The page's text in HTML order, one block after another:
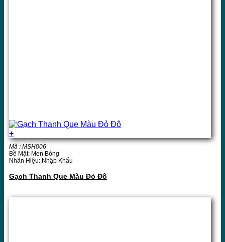
+
Mã : MSH006
Bề Mặt: Men Bóng
Nhãn Hiệu: Nhập Khẩu
Gạch Thanh Que Màu Đỏ Đô